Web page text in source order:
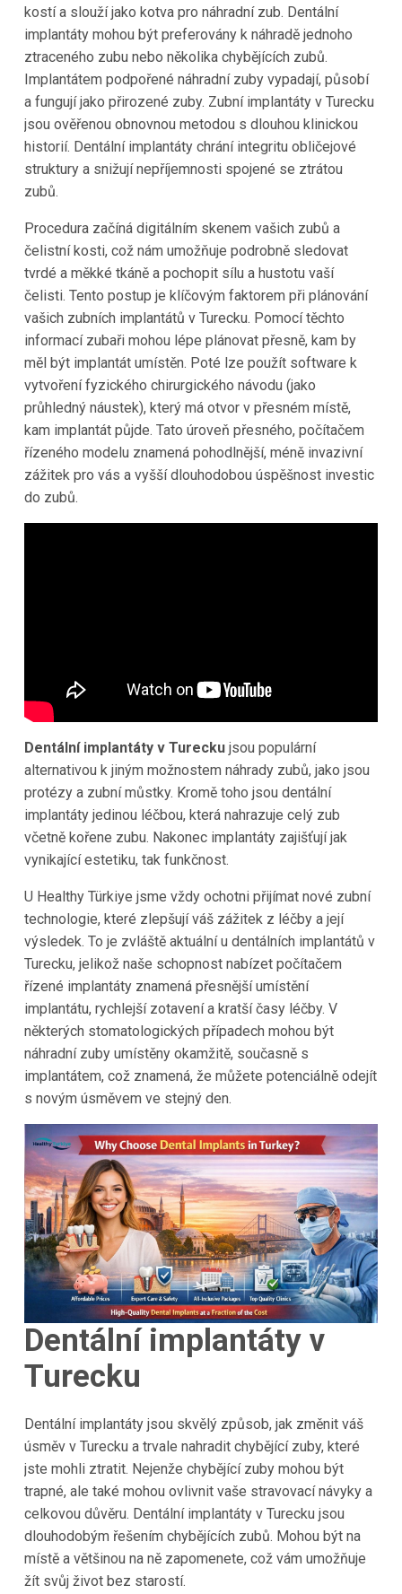
kostí a slouží jako kotva pro náhradní zub. Dentální
implantáty mohou být preferovány k náhradě jednoho
ztraceného zubu nebo několika chybějících zubů.
Implantátem podpořené náhradní zuby vypadají, působí
a fungují jako přirozené zuby. Zubní implantáty v Turecku
jsou ověřenou obnovnou metodou s dlouhou klinickou
historií. Dentální implantáty chrání integritu obličejové
struktury a snižují nepříjemnosti spojené se ztrátou
zubů.
Procedura začíná digitálním skenem vašich zubů a
čelistní kosti, což nám umožňuje podrobně sledovat
tvrdé a měkké tkáně a pochopit sílu a hustotu vaší
čelisti. Tento postup je klíčovým faktorem při plánování
vašich zubních implantátů v Turecku. Pomocí těchto
informací zubaři mohou lépe plánovat přesně, kam by
měl být implantát umístěn. Poté lze použít software k
vytvoření fyzického chirurgického návodu (jako
průhledný náustek), který má otvor v přesném místě,
kam implantát půjde. Tato úroveň přesného, počítačem
řízeného modelu znamená pohodlnější, méně invazivní
zážitek pro vás a vyšší dlouhodobou úspěšnost investic
do zubů.
Dentální implantáty v Tureckujsou populární
alternativou k jiným možnostem náhrady zubů, jako jsou
protézy a zubní můstky. Kromě toho jsou dentální
implantáty jedinou léčbou, která nahrazuje celý zub
včetně kořene zubu. Nakonec implantáty zajišťují jak
vynikající estetiku, tak funkčnost.
U Healthy Türkiye jsme vždy ochotni přijímat nové zubní
technologie, které zlepšují váš zážitek z léčby a její
výsledek. To je zvláště aktuální u dentálních implantátů v
Turecku, jelikož naše schopnost nabízet počítačem
řízené implantáty znamená přesnější umístění
implantátu, rychlejší zotavení a kratší časy léčby. V
některých stomatologických případech mohou být
náhradní zuby umístěny okamžitě, současně s
implantátem, což znamená, že můžete potenciálně odejít
s novým úsměvem ve stejný den.
Dentální implantáty v
Turecku
Dentální implantáty jsou skvělý způsob, jak změnit váš
úsměv v Turecku a trvale nahradit chybějící zuby, které
jste mohli ztratit. Nejenže chybějící zuby mohou být
trapné, ale také mohou ovlivnit vaše stravovací návyky a
celkovou důvěru. Dentální implantáty v Turecku jsou
dlouhodobým řešením chybějících zubů. Mohou být na
místě a většinou na ně zapomenete, což vám umožňuje
žít svůj život bez starostí.